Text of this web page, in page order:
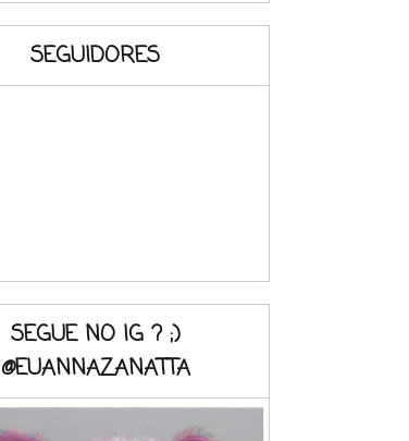
SEGUIDORES
SEGUE NO IG ? ;)
@EUANNAZANATTA